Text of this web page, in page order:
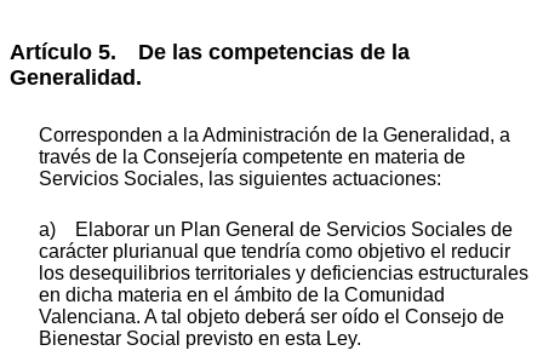
Artículo 5. De las competencias de la
Generalidad.
Corresponden a la Administración de la Generalidad, a
través de la Consejería competente en materia de
Servicios Sociales, las siguientes actuaciones:
a) Elaborar un Plan General de Servicios Sociales de
carácter plurianual que tendría como objetivo el reducir
los desequilibrios territoriales y deficiencias estructurales
en dicha materia en el ámbito de la Comunidad
Valenciana. A tal objeto deberá ser oído el Consejo de
Bienestar Social previsto en esta Ley.